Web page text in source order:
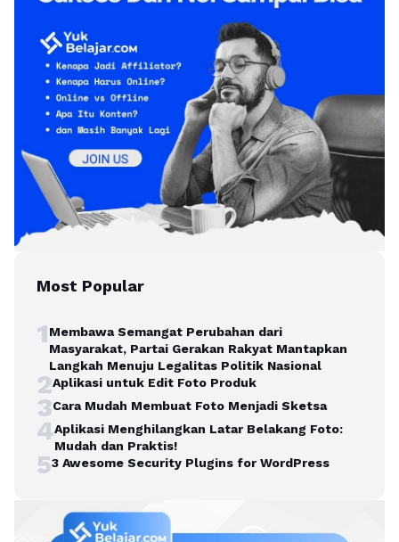
Most Popular
1Membawa Semangat Perubahan dari
Masyarakat, Partai Gerakan Rakyat Mantapkan
Langkah Menuju Legalitas Politik Nasional
2Aplikasi untuk Edit Foto Produk
3Cara Mudah Membuat Foto Menjadi Sketsa
4Aplikasi Menghilangkan Latar Belakang Foto:
Mudah dan Praktis!
53 Awesome Security Plugins for WordPress